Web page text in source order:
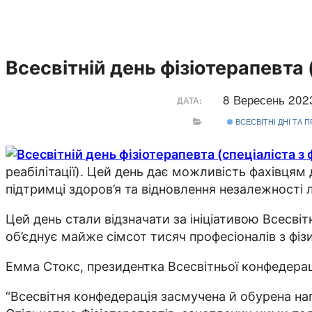
Всесвітній день фізіотерапевта
ДАТА: 8 Вересень
ВСЕСВІТНІ ДНІ ТА
реабілітації). Цей день дає можливість
підтримці здоров’я та відновлення
Цей день стали відзначати за ініціативою
об’єднує майже сімсот тисяч професіоналів з
Емма Стокс, президентка Всесвітньої
“Всесвітня конфедерація засмучена й обурена